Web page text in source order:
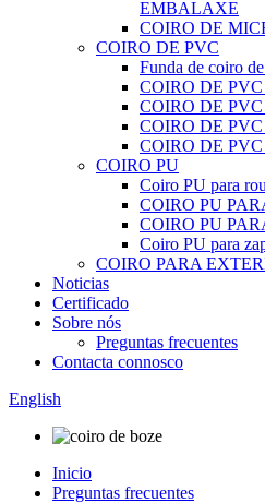
EMBALAXE
COIRO DE
COIRO DE PVC
Funda de coiro
COIRO DE
COIRO DE
COIRO DE
COIRO DE
COIRO PU
Coiro PU para
COIRO PU
COIRO PU
Coiro PU para
COIRO PARA
Noticias
Certificado
Sobre nós
Preguntas frecuentes
Contacta connosco
English
Inicio
Preguntas frecuentes